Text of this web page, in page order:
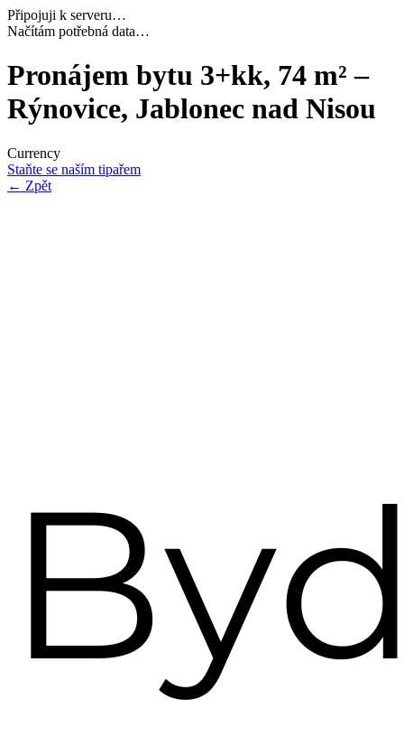
Připojuji k serveru…
Dokončuji inicializaci…
Pronájem bytu 3+kk, 74 m² –
Rýnovice, Jablonec nad Nisou
Currency
Staňte se naším tipařem
← Zpět